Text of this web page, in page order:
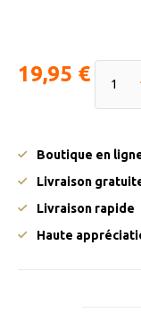
19,95 €
Boutique en
Livraison
Livraison rapide
Haute